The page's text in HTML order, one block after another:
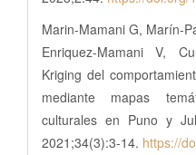
Marin-Mamani G, Marín-
Enriquez-Mamani V,
Kriging del
mediante mapas
culturales en Puno y
2021;34(3):3-14. https://